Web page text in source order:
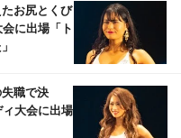
お尻とくび
に出場「ト
職で決
大会に出場